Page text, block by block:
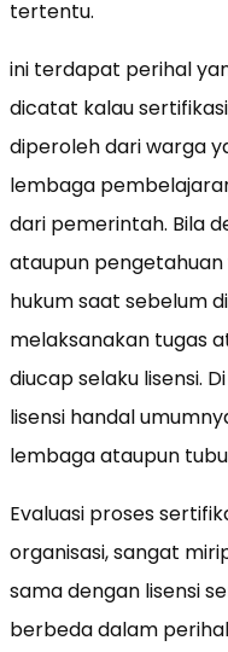
tertentu.
ini terdapat perihal
dicatat kalau
diperoleh dari warga
lembaga
dari pemerintah. Bila
ataupun
hukum saat sebelum
melaksanakan tugas
diucap selaku lisensi.
lisensi handal
lembaga ataupun
Evaluasi proses
organisasi, sangat
sama dengan lisensi
berbeda dalam